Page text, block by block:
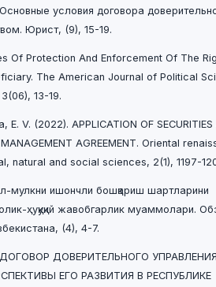
условия договора
Юрист, (9), 15-19.
Of Protection And Enforcement Of The
The American Journal of Political
13-19.
V. (2022). APPLICATION OF SECURITIES
AGREEMENT. Oriental
natural and social sciences, 2(1), 1197-
мулкни ишончли бошқариш шартларини
ҳуқуқий жавобгарлик муаммолари.
(4), 4-7.
ДОГОВОР ДОВЕРИТЕЛЬНОГО УПРАВЛЕНИЯ
ЕГО РАЗВИТИЯ В РЕСПУБЛИКЕ